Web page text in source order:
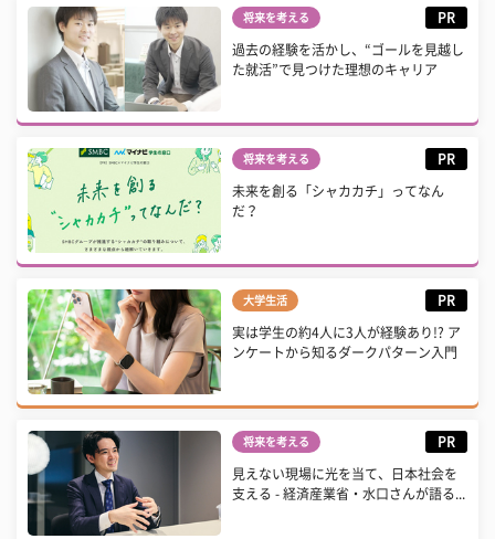
将来を考える PR
過去の経験を活かし、“ゴールを見越し
た就活”で見つけた理想のキャリア
将来を考える PR
未来を創る「シャカカチ」ってなん
だ？
大学生活 PR
実は学生の約4人に3人が経験あり!? ア
ンケートから知るダークパターン入門
将来を考える PR
見えない現場に光を当て、日本社会を
支える - 経済産業省・水口さんが語る...